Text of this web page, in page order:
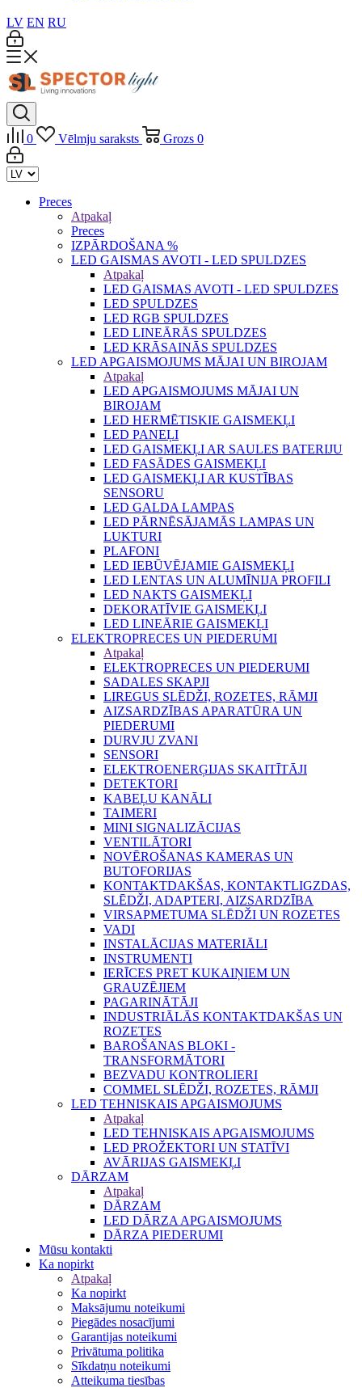
LV EN RU
0 Vēlmju saraksts Grozs 0
Preces
Atpakaļ
Preces
IZPĀRDOŠANA %
LED GAISMAS AVOTI - LED SPULDZES
Atpakaļ
LED GAISMAS AVOTI - LED SPULDZES
LED SPULDZES
LED RGB SPULDZES
LED LINEĀRĀS SPULDZES
LED KRĀSAINĀS SPULDZES
LED APGAISMOJUMS MĀJAI UN BIROJAM
Atpakaļ
LED APGAISMOJUMS MĀJAI UN
BIROJAM
LED HERMĒTISKIE GAISMEKĻI
LED PANEĻI
LED GAISMEKĻI AR SAULES BATERIJU
LED FASĀDES GAISMEKĻI
LED GAISMEKĻI AR KUSTĪBAS
SENSORU
LED GALDA LAMPAS
LED PĀRNĒSĀJAMĀS LAMPAS UN
LUKTURI
PLAFONI
LED IEBŪVĒJAMIE GAISMEKĻI
LED LENTAS UN ALUMĪNIJA PROFILI
LED NAKTS GAISMEKĻI
DEKORATĪVIE GAISMEKĻI
LED LINEĀRIE GAISMEKĻI
ELEKTROPRECES UN PIEDERUMI
Atpakaļ
ELEKTROPRECES UN PIEDERUMI
SADALES SKAPJI
LIREGUS SLĒDŽI, ROZETES, RĀMJI
AIZSARDZĪBAS APARATŪRA UN
PIEDERUMI
DURVJU ZVANI
SENSORI
ELEKTROENERĢIJAS SKAITĪTĀJI
DETEKTORI
KABEĻU KANĀLI
TAIMERI
MINI SIGNALIZĀCIJAS
VENTILĀTORI
NOVĒROŠANAS KAMERAS UN
BUTOFORIJAS
KONTAKTDAKŠAS, KONTAKTLIGZDAS,
SLĒDŽI, ADAPTERI, AIZSARDZĪBA
VIRSAPMETUMA SLĒDŽI UN ROZETES
VADI
INSTALĀCIJAS MATERIĀLI
INSTRUMENTI
IERĪCES PRET KUKAIŅIEM UN
GRAUZĒJIEM
PAGARINĀTĀJI
INDUSTRIĀLĀS KONTAKTDAKŠAS UN
ROZETES
BAROŠANAS BLOKI -
TRANSFORMĀTORI
BEZVADU KONTROLIERI
COMMEL SLĒDŽI, ROZETES, RĀMJI
LED TEHNISKAIS APGAISMOJUMS
Atpakaļ
LED TEHNISKAIS APGAISMOJUMS
LED PROŽEKTORI UN STATĪVI
AVĀRIJAS GAISMEKĻI
DĀRZAM
Atpakaļ
DĀRZAM
LED DĀRZA APGAISMOJUMS
DĀRZA PIEDERUMI
Mūsu kontakti
Ka nopirkt
Atpakaļ
Ka nopirkt
Maksājumu noteikumi
Piegādes nosacījumi
Garantijas noteikumi
Privātuma politika
Sīkdatņu noteikumi
Atteikuma tiesības